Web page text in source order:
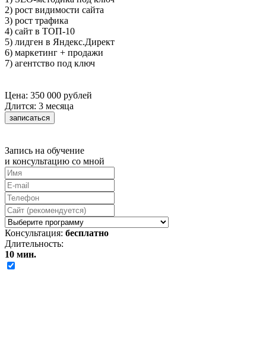
2) рост видимости сайта
3) рост трафика
4) сайт в ТОП-10
5) лидген в Яндекс.Директ
6) маркетинг + продажи
7) агентство под ключ
Цена: 350 000 рублей
Длится: 3 месяца
записаться
Запись на обучение
и консультацию со мной
Консультация: бесплатно
Длительность:
10 мин.